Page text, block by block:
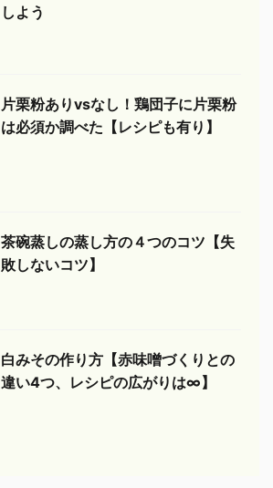
しよう
片栗粉ありvsなし！鶏団子に片栗粉
は必須か調べた【レシピも有り】
茶碗蒸しの蒸し方の４つのコツ【失
敗しないコツ】
白みその作り方【赤味噌づくりとの
違い4つ、レシピの広がりは∞】